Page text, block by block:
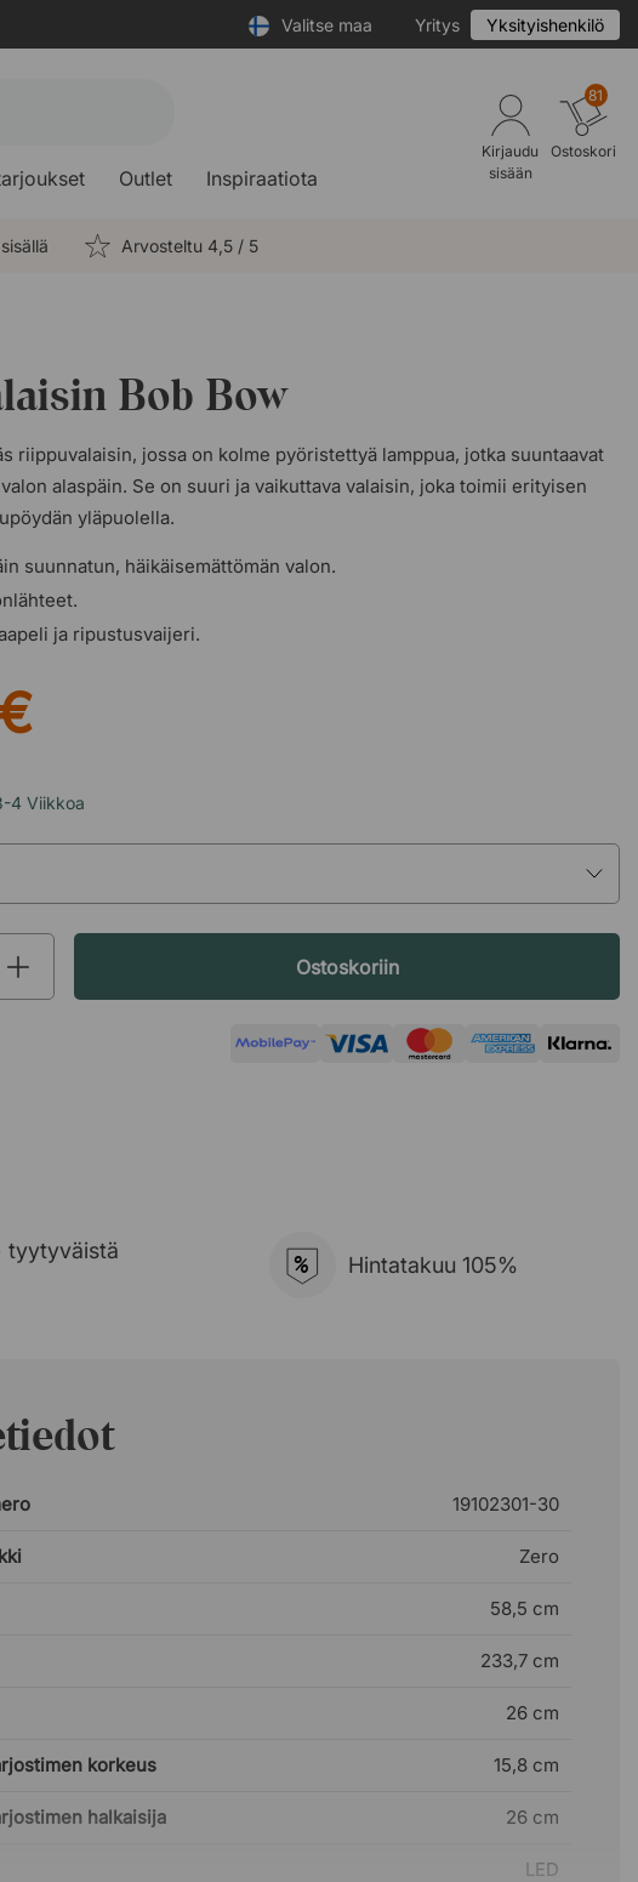
Valitse maa Yritys Yksityishenkilö
Outlet Inspiraatiota
Kirjaudu
sisään
81
Ostoskori
Arvosteltu 4,5 / 5
Bob Bow
riippuvalaisin, jossa on kolme pyöristettyä lamppua, jotka suuntaavat
alaspäin. Se on suuri ja vaikuttava valaisin, joka toimii erityisen
yläpuolella.
suunnatun, häikäisemättömän valon.
ja ripustusvaijeri.
4 Viikkoa
Ostoskoriin
tyytyväistä
% Hintatakuu 105%
19102301-30
Zero
58,5 cm
233,7 cm
26 cm
korkeus 15,8 cm
halkaisija 26 cm
LED